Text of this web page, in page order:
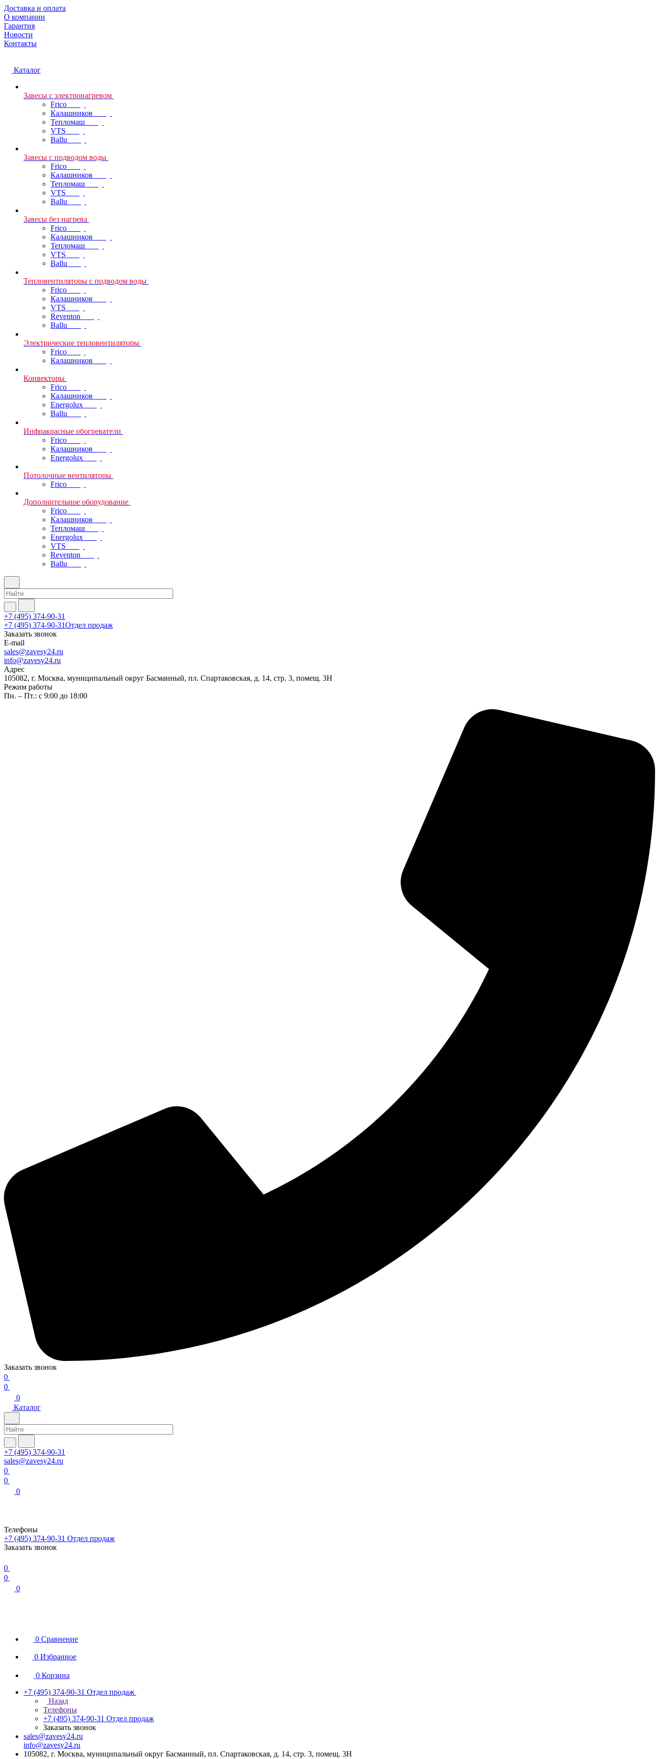
Доставка и оплата
О компании
Гарантия
Новости
Контакты
Каталог
Завесы с электронагревом
Frico
Калашников
Тепломаш
VTS
Ballu
Завесы с подводом воды
Frico
Калашников
Тепломаш
VTS
Ballu
Завесы без нагрева
Frico
Калашников
Тепломаш
VTS
Ballu
Тепловентиляторы с подводом воды
Frico
Калашников
VTS
Reventon
Ballu
Электрические тепловентиляторы
Frico
Калашников
Конвекторы
Frico
Калашников
Energolux
Ballu
Инфракрасные обогреватели
Frico
Калашников
Energolux
Потолочные вентиляторы
Frico
Дополнительное оборудование
Frico
Калашников
Тепломаш
Energolux
VTS
Reventon
Ballu
+7 (495) 374-90-31
+7 (495) 374-90-31Отдел продаж
Заказать звонок
E-mail
sales@zavesy24.ru
info@zavesy24.ru
Адрес
105082, г. Москва, муниципальный округ Басманный, пл. Спартаковская, д. 14, стр. 3, помещ. 3Н
Режим работы
Пн. – Пт.: с 9:00 до 18:00
Заказать звонок
0
0
0
Каталог
+7 (495) 374-90-31
sales@zavesy24.ru
0
0
0
Телефоны
+7 (495) 374-90-31 Отдел продаж
Заказать звонок
0
0
0
0 Сравнение
0 Избранное
0 Корзина
+7 (495) 374-90-31 Отдел продаж
Назад
Телефоны
+7 (495) 374-90-31 Отдел продаж
Заказать звонок
sales@zavesy24.ru
info@zavesy24.ru
105082, г. Москва, муниципальный округ Басманный, пл. Спартаковская, д. 14, стр. 3, помещ. 3Н